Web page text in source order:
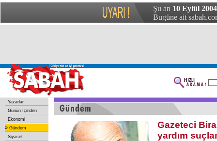
Şu an 10 Eylül
Bugüne ait
Yazarlar
Günün İçinden
Ekonomi
» Gündem
Siyaset
Gazeteci
yardım